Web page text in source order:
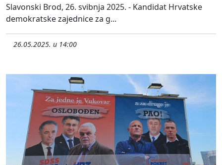
Slavonski Brod, 26. svibnja 2025. - Kandidat Hrvatske
demokratske zajednice za g...
26.05.2025. u 14:00